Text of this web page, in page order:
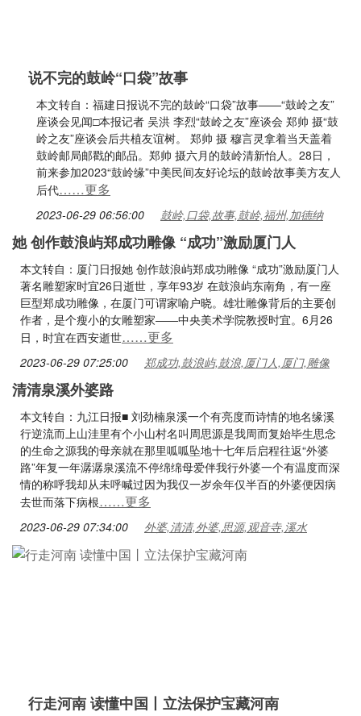
说不完的鼓岭“口袋”故事
本文转自：福建日报说不完的鼓岭“口袋”故事——“鼓岭之友”
座谈会见闻□本报记者 吴洪 李烈“鼓岭之友”座谈会 郑帅 摄“鼓
岭之友”座谈会后共植友谊树。 郑帅 摄 穆言灵拿着当天盖着
鼓岭邮局邮戳的邮品。郑帅 摄六月的鼓岭清新怡人。28日，
前来参加2023“鼓岭缘”中美民间友好论坛的鼓岭故事美方友人
后代……更多
2023-06-29 06:56:00 鼓岭,口袋,故事,鼓岭,福州,加德纳
她 创作鼓浪屿郑成功雕像 “成功”激励厦门人
本文转自：厦门日报她 创作鼓浪屿郑成功雕像 “成功”激励厦门人
著名雕塑家时宜26日逝世，享年93岁 在鼓浪屿东南角，有一座
巨型郑成功雕像，在厦门可谓家喻户晓。雄壮雕像背后的主要创
作者，是个瘦小的女雕塑家——中央美术学院教授时宜。6月26
日，时宜在西安逝世……更多
2023-06-29 07:25:00 郑成功,鼓浪屿,鼓浪,厦门人,厦门,雕像
清清泉溪外婆路
本文转自：九江日报■ 刘劲楠泉溪一个有亮度而诗情的地名缘溪
行逆流而上山洼里有个小山村名叫周思源是我周而复始毕生思念
的生命之源我的母亲就在那里呱呱坠地十七年后启程往返“外婆
路”年复一年潺潺泉溪流不停绵绵母爱伴我行外婆一个有温度而深
情的称呼我却从未呼喊过因为我仅一岁余年仅半百的外婆便因病
去世而落下病根……更多
2023-06-29 07:34:00 外婆,清清,外婆,思源,观音寺,溪水
行走河南 读懂中国丨立法保护宝藏河南